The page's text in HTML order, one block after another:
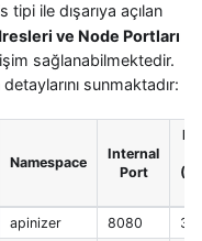
tipi ile dışarıya açılan
ve Node Portları
sağlanabilmektedir.
sunmaktadır:
Namespace
Internal
Port
apinizer 8080